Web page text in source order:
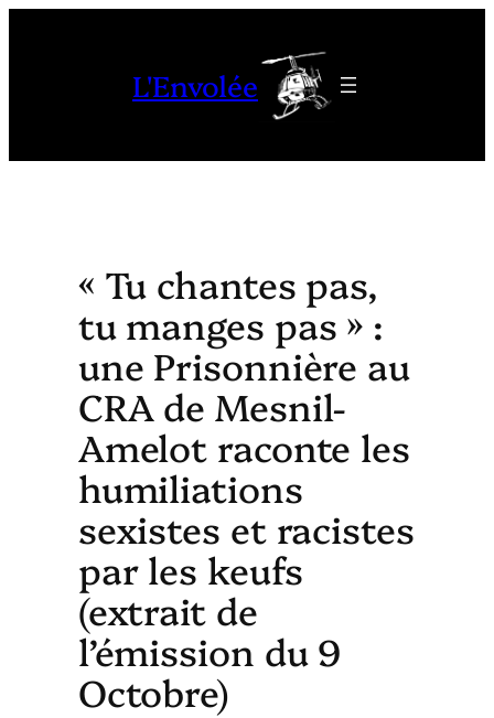
L'Envolée
« Tu chantes pas,
tu manges pas » :
une Prisonnière au
CRA de Mesnil-
Amelot raconte les
humiliations
sexistes et racistes
par les keufs
(extrait de
l’émission du 9
Octobre)